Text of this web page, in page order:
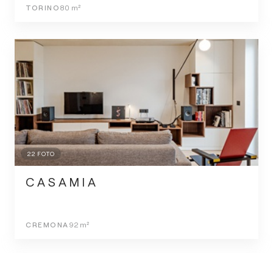
TORINO 80 m²
22 FOTO
C A S A M I A
CREMONA 92m²